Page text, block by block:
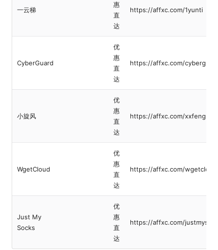
一云梯
惠
直
达
https://affxc.com/1yunti
CyberGuard
优
惠
直
达
https://affxc.com/
小旋风
优
惠
直
达
https://affxc.com/xxfeng
WgetCloud
优
惠
直
达
https://affxc.com/wgetcloud
Just My
Socks
优
惠
直
达
https://affxc.com/